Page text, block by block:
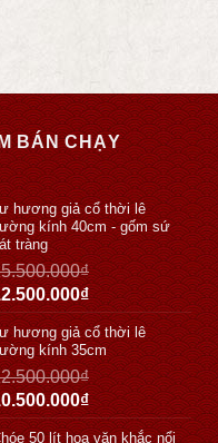
BÁN CHẠY
hương giả cổ thời lê
kính 40cm - gốm sứ
tràng
₫
₫
hương giả cổ thời lê
kính 35cm
₫
₫
50 lít hoa văn khắc nổi